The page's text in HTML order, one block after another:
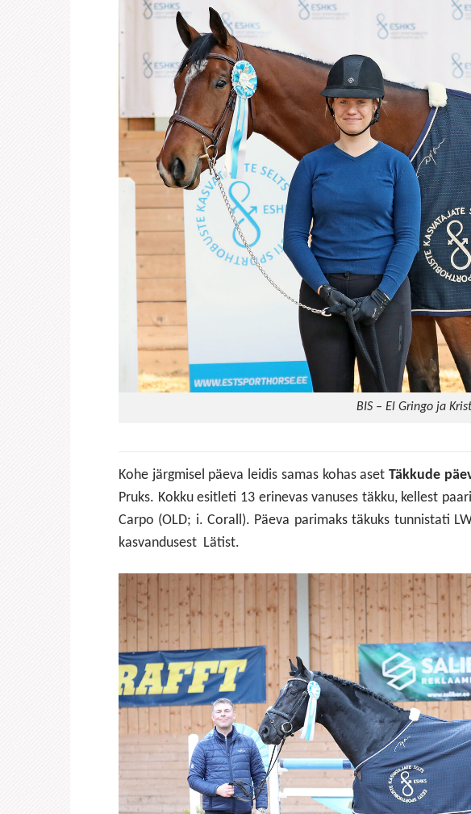
BIS – El Gringo ja
Kohe järgmisel päeva leidis samas kohas asetTäkkude
Pruks. Kokku esitleti 13 erinevas vanuses täkku, kellest
Carpo (OLD; i. Corall). Päeva parimaks täkuks tunnistati
kasvandusest Lätist.